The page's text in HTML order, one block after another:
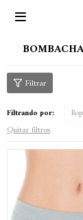

Filtrando por:
Quitar filtros